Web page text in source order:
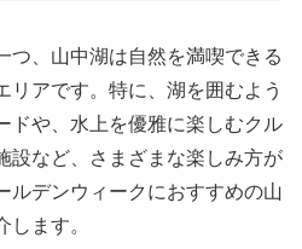
つ、山中湖は自然を満喫できる
リアです。特に、湖を囲むよう
ドや、水上を優雅に楽しむクル
設など、さまざまな楽しみ方が
ルデンウィークにおすすめの山
ます。